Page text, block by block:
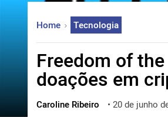
한국어
العربية
ไทย
ქართული
Home Tecnologia
Freedom of
doações em
Caroline Ribeiro • 20 de junho